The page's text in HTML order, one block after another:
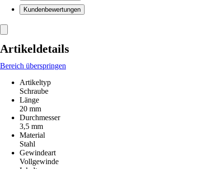
Kundenbewertungen
Artikeldetails
Bereich überspringen
Artikeltyp
Schraube
Länge
20 mm
Durchmesser
3,5 mm
Material
Stahl
Gewindeart
Vollgewinde